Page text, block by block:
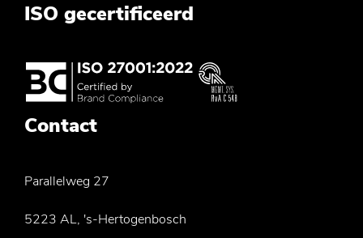
ISO gecertificeerd
Contact
Parallelweg 27
5223 AL, 's-Hertogenbosch